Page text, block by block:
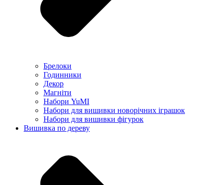
Брелоки
Годинники
Декор
Магніти
Набори YuMI
Набори для вишивки новорічних іграшок
Набори для вишивки фігурок
Вишивка по дереву